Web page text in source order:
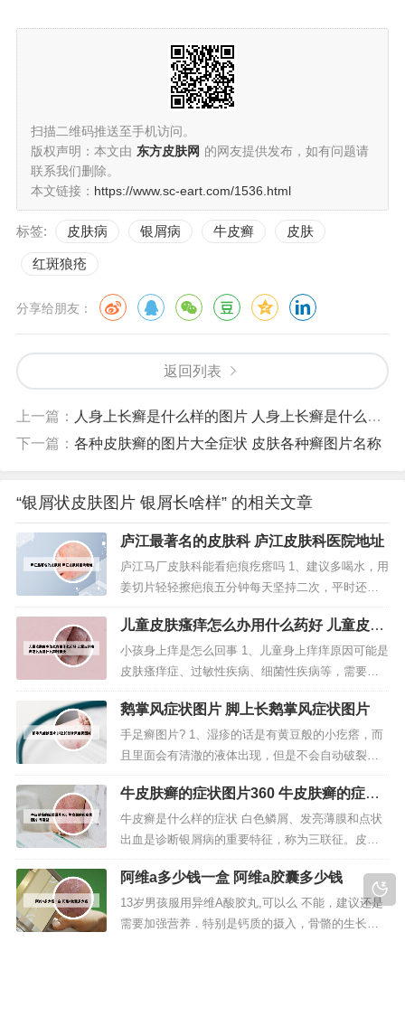
扫描二维码推送至手机访问。
版权声明：本文由 东方皮肤网 的网友提供发布，如有问题请
联系我们删除。
本文链接： https://www.sc-eart.com/1536.html
标签: 皮肤病 银屑病 牛皮癣 皮肤
红斑狼疮
分享给朋友：
返回列表
上一篇：
人身上长癣是什么样的图片 人身上长癣是什么样子
下一篇： 各种皮肤癣的图片大全症状 皮肤各种癣图片名称
“银屑状皮肤图片 银屑长啥样” 的相关文章
庐江最著名的皮肤科 庐江皮肤科医院地址
庐江马厂皮肤科能看疤痕疙瘩吗 1、建议多喝水，用
姜切片轻轻擦疤痕五分钟每天坚持二次，平时还要
注意减少动物脂肪和蛋白的食入，多吃蔬菜水果五
谷杂粮，多饮水，多运动促进血液循环等。2、疤痕
是属于皮肤科的，但也可以去专业的整形美容科祛
除，无论选择哪种，都要确保是正规、专业的才
行。3、祛疤应该去医院皮肤科就诊...
儿童皮肤瘙痒怎么办用什么药好 儿童皮肤
瘙痒怎么办用什么药好得快
小孩身上痒是怎么回事 1、儿童身上痒痒原因可能是
皮肤瘙痒症、过敏性疾病、细菌性疾病等，需要查
明具体病因后进行针对性的治疗。2、问题一：小孩
身上痒是怎么回事 10分 是过敏吧，注意下孩子最近
吃了什么或接触到什么过敏源，最好去医院罚查，
不要乱用药，小孩子皮肤易过敏，一般是用优卓尔
加凡士林可抗痒。3、我们...
鹅掌风症状图片 脚上长鹅掌风症状图片
手足癣图片? 1、湿疹的话是有黄豆般的小疙瘩，而
且里面会有清澈的液体出现，但是不会自动破裂，
破裂后就会变成嫩红色新皮肤，皮肤不会自动愈合
好。2、脚气是西医的足癣。多见于成人，儿童少
见。以皮下水疱、趾间糜烂、角化过度、脱屑等 临
床上可分为水疱型、糜烂型、脱屑型。但常以一二
种皮肤损害为主。1．水疱型有瘙...
牛皮肤癣的症状图片360 牛皮肤癣的症状
图片 寻常型
牛皮癣是什么样的症状 白色鳞屑、发亮薄膜和点状
出血是诊断银屑病的重要特征，称为三联征。皮损
形态：点滴状、钱币状、地图状、环状、带状、泛
发性、脂溢性皮炎样、湿疹样、蛎壳状、扁平苔藓
样、慢性肥厚性、疣状等。牛皮癣的最典型的症状
有三个：症状红色丘疹。患者如果得了牛皮癣，其
阿维a多少钱一盒 阿维a胶囊多少钱
13岁男孩服用异维A酸胶丸,可以么 不能，建议还是
需要加强营养．特别是钙质的摄入，骨骼的生长是